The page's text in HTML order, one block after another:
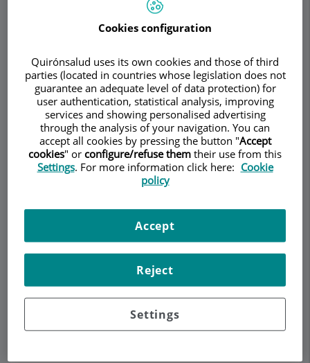
Cáncer de cabeza y cuello
¿Qué es el
cáncer?
la proliferación
anómala e incontrolada de un determinado tipo
de células. Puede crecer localmente (en su sitio
de origen) o emigrar a otras áreas del cuerpo,
formando las llamadas metástasis.
La mayoría de cánceres de cuello y cabeza, tiene
relación con un consumo importante de tabaco
Cookies configuration
Quirónsalud uses its own cookies and those of third
parties (located in countries whose legislation does not
guarantee an adequate level of data protection) for
user authentication, statistical analysis, improving
services and showing personalised advertising
through the analysis of your navigation. You can
accept all cookies by pressing the button "Accept
cookies" or configure/refuse them their use from this
Settings. For more information click here: Cookie
policy
Settings
Reject
Accept